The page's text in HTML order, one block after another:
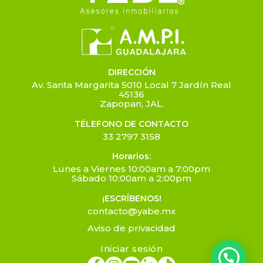
DIRECCIÓN
Av. Santa Margarita 5010 Local 7 Jardín Real
45136
Zapopan, JAL.
TÉLEFONO DE CONTACTO
33 2797 3158
Horarios:
Lunes a Viernes 10:00am a 7:00pm
Sábado 10:00am a 2:00pm
¡ESCRÍBENOS!
contacto@yabe.mx
Aviso de privacidad
Iniciar sesión